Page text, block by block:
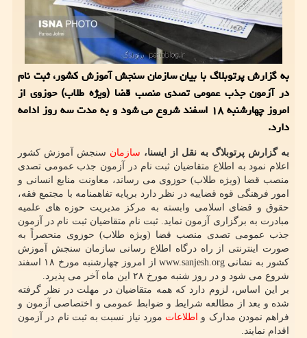
به گزارش پرتوبلاگ با بیان سازمان سنجش آموزش کشور، ثبت نام
در آزمون جذب عمومی تصدی منصب قضا (ویژه طلاب) حوزوی از
امروز چهارشنبه ۱۸ اسفند شروع می شود و به مدت سه روز ادامه
دارد.
به گزارش پرتوبلاگ به نقل از ایسنا، سازمان سنجش آموزش کشور
اعلام نمود به اطلاع متقاضیان ثبت نام در آزمون جذب عمومی تصدی
منصب قضا (ویژه طلاب) حوزوی می رساند، معاونت منابع انسانی و
امور فرهنگی قوه قضاییه در نظر دارد برپایه تفاهمنامه با مجتمع فقه،
حقوق و قضای اسلامی وابسته به مرکز مدیریت حوزه های علمیه
مبادرت به برگزاری آزمون نماید. ثبت نام متقاضیان ثبت نام در آزمون
جذب عمومی تصدی منصب قضا (ویژه طلاب) حوزوی منحصراً به
صورت اینترنتی از راه درگاه اطلاع رسانی سازمان سنجش آموزش
کشور به نشانی www.sanjesh.org از امروز چهارشنبه مورخ ۱۸ اسفند
شروع می شود و در روز شنبه مورخ ۲۸ این ماه آخر می پذیرد.
بر این اساس، لزوم دارد که همه متقاضیان در مهلت در نظر گرفته
شده و بعد از مطالعه شرایط و ضوابط عمومی و اختصاصی آزمون و
فراهم نمودن مدارک و اطلاعات مورد نیاز نسبت به ثبت نام در آزمون
اقدام نمایند.